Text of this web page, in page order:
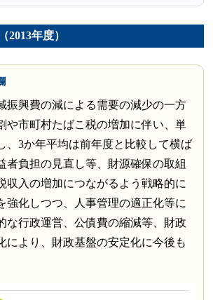
2013年度）
振興費の減による需要の減少の一方
や市町村たばこ税の増加に伴い、単
、3か年平均は前年度と比較して横ば
者負担の見直し等、財源確保の取組
収入の増加につながるよう戦略的に
強化しつつ、人事管理の適正化等に
な行政運営、公債費の縮減等、財政
により、財政基盤の安定化に今後も